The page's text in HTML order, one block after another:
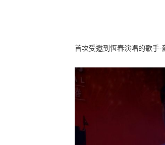
首次受邀到恆春演唱的歌手-